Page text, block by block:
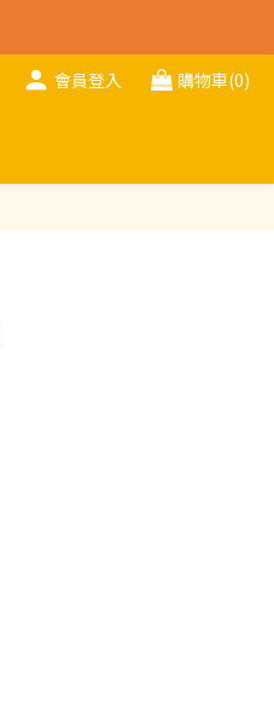
會員登入 購物車(0)